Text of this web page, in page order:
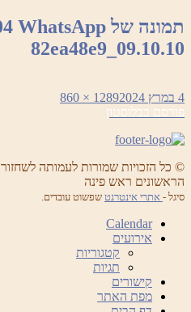
09.10.10_82ea48e9
פורסם
בתאריך
4 במרץ 2024
מסך
מלא
1289 × 860
ניווט
פורסם בבלוסטון
© כל הזכויות שמורות לעמותה
הראשונים ראש פינה
סיגל - אתרי אינטרנט שפשוט עובדים.
Calendar
אירועים
קטגוריות
תגיות
קישורים
מפת האתר